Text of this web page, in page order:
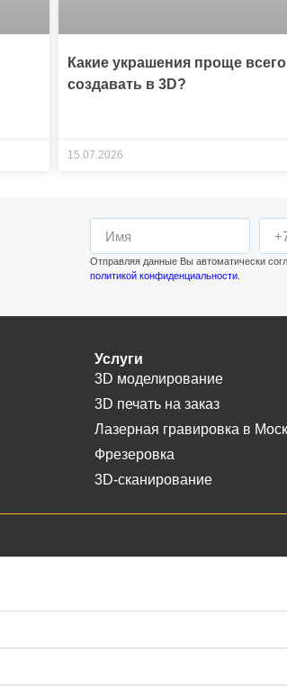
Какие украшения проще всего
создавать в 3D?
15.07.2026
Отправляя данные Вы автоматически
политикой конфиденциальности.
Услуги
3D моделирование
3D печать на заказ
Лазерная гравировка в
Фрезеровка
3D-сканирование